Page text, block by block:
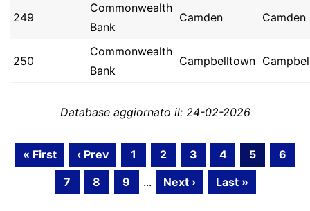
249
Commonwealth
Bank
Camden Camden
250
Commonwealth
Bank
Campbelltown
Database aggiornato il: 24-02-2026
« First ‹ Prev 1 2 3 4 5
6
7
8 9 ... Next › Last »